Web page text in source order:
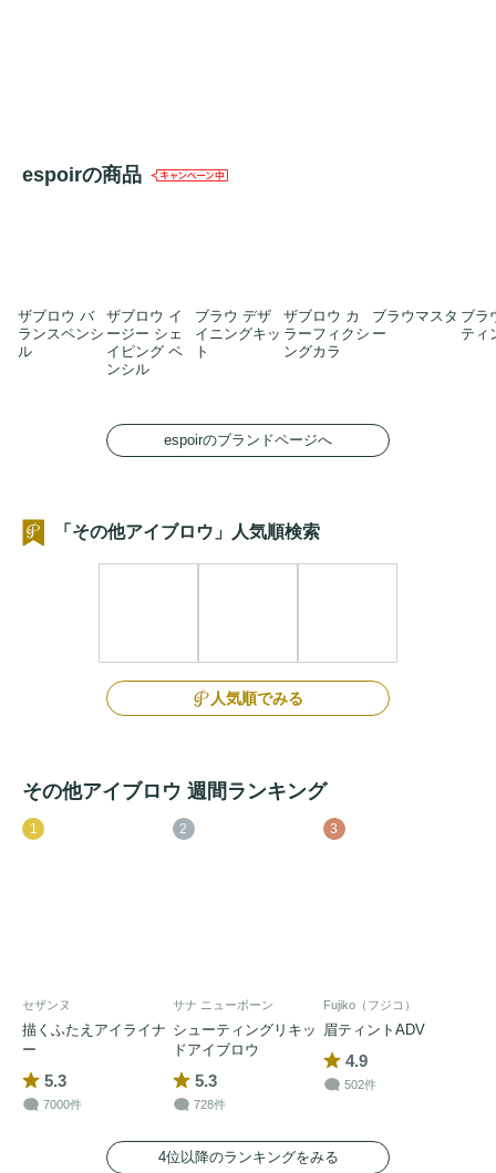
espoirの商品
ザブロウ バ
ランスペンシ
ル
ザブロウ イ
ージー シェ
イピング ペ
ンシル
ブラウ デザ
イニングキッ
ト
ザブロウ カ
ラーフィクシ
ングカラ
ブラウマスタ
ー
ブラ
ティ
espoirのブランドページへ
「その他アイブロウ」人気順検索
人気順でみる
その他アイブロウ 週間ランキング
1
セザンヌ
描くふたえアイライナ
ー
5.3
7000件
2
サナ ニューボーン
シューティングリキッ
ドアイブロウ
5.3
728件
3
Fujiko（フジコ）
眉ティントADV
4.9
502件
4位以降のランキングをみる